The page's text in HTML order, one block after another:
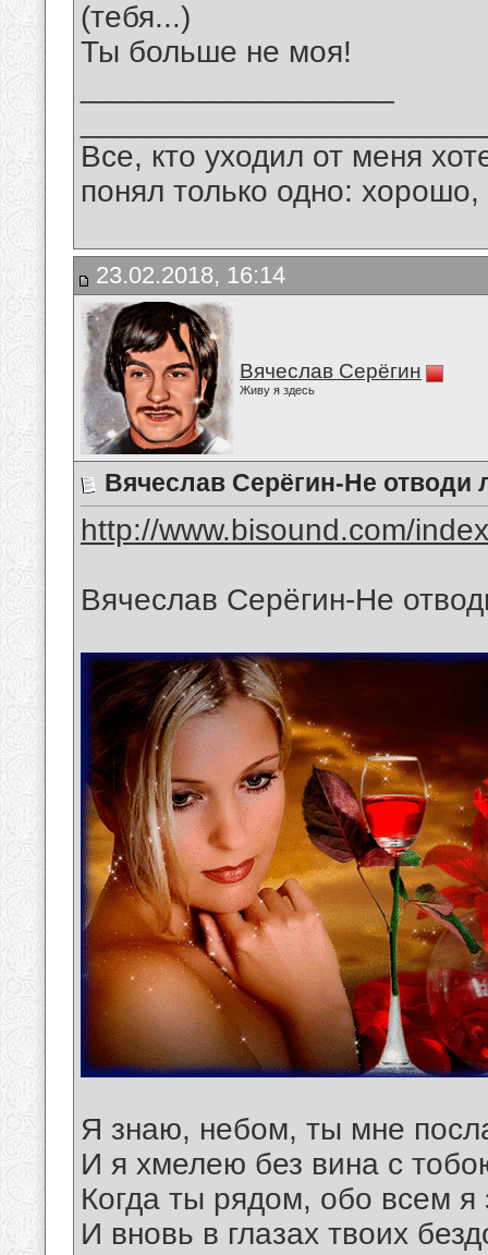
(тебя...)
Ты больше не моя!
Все, кто уходил от меня
понял только одно:
23.02.2018, 16:14
Вячеслав Серёгин
Живу я здесь
Вячеслав Серёгин-Не отводи
http://www.bisound.com/
Вячеслав Серёгин-Не
Я знаю, небом, ты мне
И я хмелею без вина с
Когда ты рядом, обо всем
И вновь в глазах твоих